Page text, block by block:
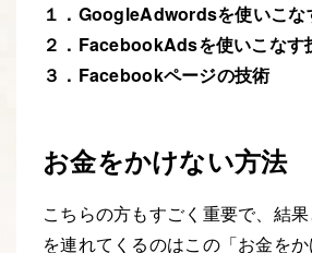
１．GoogleAdwordsを使いこな
２．FacebookAdsを使いこなす
３．Facebookページの技術
お金をかけない方法
こちらの方もすごく重要で、結
を連れてくるのはこの「お金を